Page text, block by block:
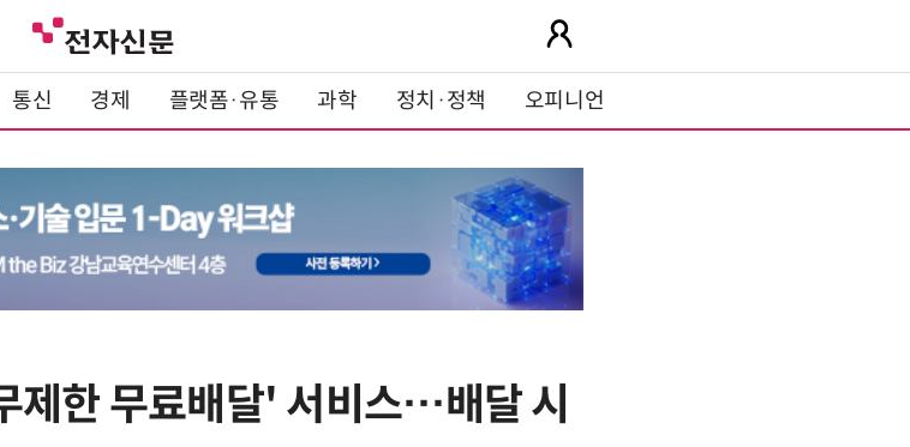
통신 경제 플랫폼·유통 과학 정치·정책 오피니언
제한 무료배달' 서비스…배달 시